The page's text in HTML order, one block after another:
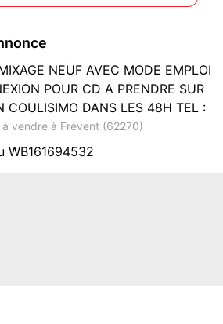
NEUF AVEC MODE EMPLOI
POUR CD A PRENDRE SUR
COULISIMO DANS LES 48H TEL :
vendre à Frévent (62270)
WB161694532